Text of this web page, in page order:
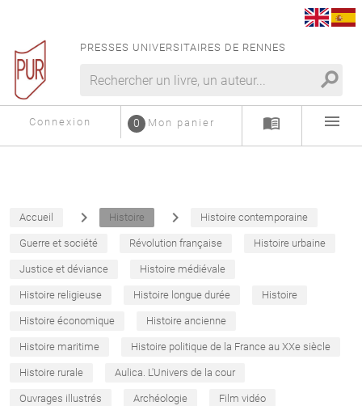
PRESSES UNIVERSITAIRES DE RENNES
search
Connexion Mon panier
0 menu_book menu
Accueil navigate_next Histoire navigate_next Histoire contemporaine
Guerre et société Révolution française Histoire urbaine
Justice et déviance Histoire médiévale
Histoire religieuse Histoire longue durée Histoire
Histoire économique Histoire ancienne
Histoire maritime Histoire politique de la France au XXe siècle
Histoire rurale Aulica. L'Univers de la cour
Ouvrages illustrés Archéologie Film vidéo